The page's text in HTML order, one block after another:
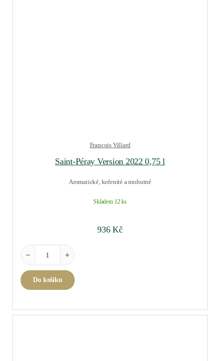
François Villard
Saint-Péray Version 2022 0,75 l
Aromatické, kořenité a mohutné
Skladem 12 ks
936Kč
Saint-Péray Version 2022 0,75 l množství
Do košíku